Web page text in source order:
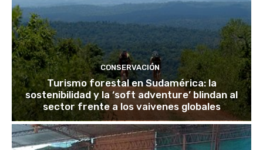
CONSERVACIÓN
Turismo forestal en Sudamérica: la
sostenibilidad y la ‘soft adventure’ blindan al
sector frente a los vaivenes globales